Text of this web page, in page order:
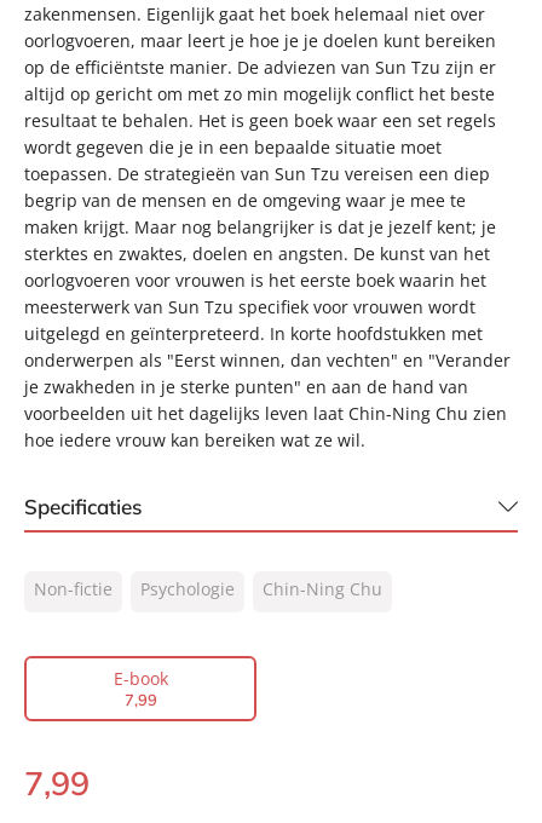
zakenmensen. Eigenlijk gaat het boek helemaal niet over
oorlogvoeren, maar leert je hoe je je doelen kunt bereiken
op de efficiëntste manier. De adviezen van Sun Tzu zijn er
altijd op gericht om met zo min mogelijk conflict het beste
resultaat te behalen. Het is geen boek waar een set regels
wordt gegeven die je in een bepaalde situatie moet
toepassen. De strategieën van Sun Tzu vereisen een diep
begrip van de mensen en de omgeving waar je mee te
maken krijgt. Maar nog belangrijker is dat je jezelf kent; je
sterktes en zwaktes, doelen en angsten. De kunst van het
oorlogvoeren voor vrouwen is het eerste boek waarin het
meesterwerk van Sun Tzu specifiek voor vrouwen wordt
uitgelegd en geïnterpreteerd. In korte hoofdstukken met
onderwerpen als "Eerst winnen, dan vechten" en "Verander
je zwakheden in je sterke punten" en aan de hand van
voorbeelden uit het dagelijks leven laat Chin-Ning Chu zien
hoe iedere vrouw kan bereiken wat ze wil.
Specificaties
NUR:
770
Auteur(s):
Chin-Ning Chu
Uitgever:
Non-fictie Psychologie Chin-Ning Chu
E-book
7,99
E-
7,99